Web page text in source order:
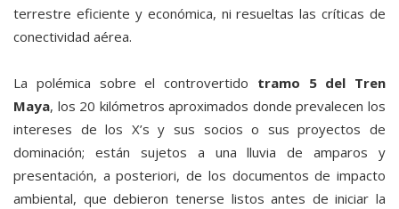
terrestre eficiente y económica, ni resueltas las críticas de
conectividad aérea.
La polémica sobre el controvertido tramo 5 del Tren
Maya, los 20 kilómetros aproximados donde prevalecen los
intereses de los X’s y sus socios o sus proyectos de
dominación; están sujetos a una lluvia de amparos y
presentación, a posteriori, de los documentos de impacto
ambiental, que debieron tenerse listos antes de iniciar la